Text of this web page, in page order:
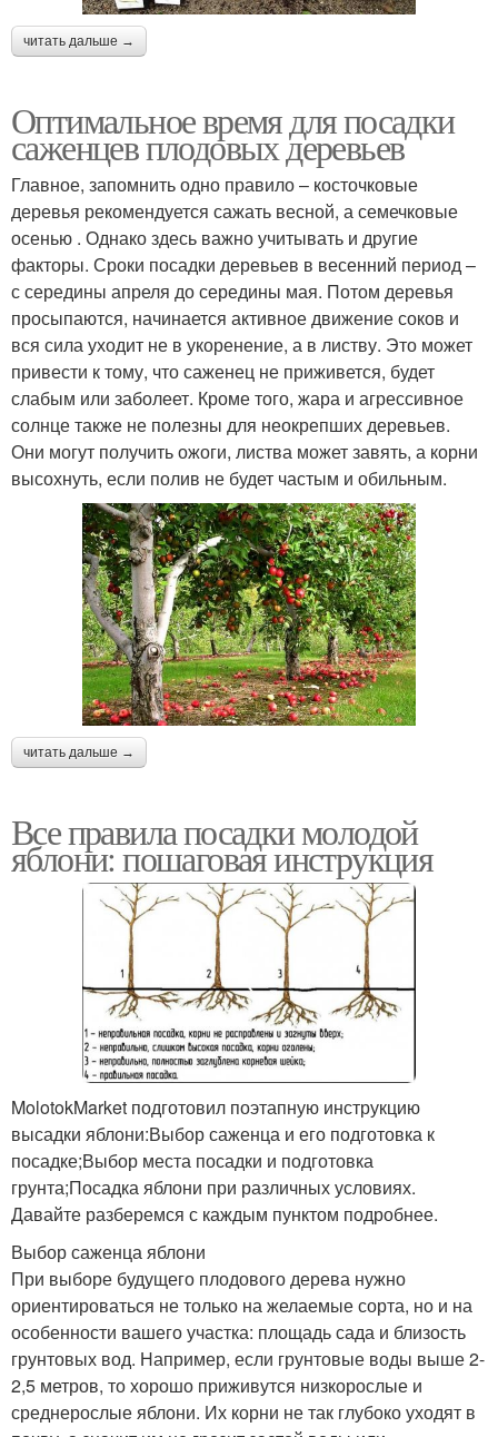
читать дальше →
Оптимальное время для посадки
саженцев плодовых деревьев
Главное, запомнить одно правило – косточковые
деревья рекомендуется сажать весной, а семечковые
осенью . Однако здесь важно учитывать и другие
факторы. Сроки посадки деревьев в весенний период –
с середины апреля до середины мая. Потом деревья
просыпаются, начинается активное движение соков и
вся сила уходит не в укоренение, а в листву. Это может
привести к тому, что саженец не приживется, будет
слабым или заболеет. Кроме того, жара и агрессивное
солнце также не полезны для неокрепших деревьев.
Они могут получить ожоги, листва может завять, а корни
высохнуть, если полив не будет частым и обильным.
читать дальше →
Все правила посадки молодой
яблони: пошаговая инструкция
MolotokMarket подготовил поэтапную инструкцию
высадки яблони:Выбор саженца и его подготовка к
посадке;Выбор места посадки и подготовка
грунта;Посадка яблони при различных условиях.
Давайте разберемся с каждым пунктом подробнее.
Выбор саженца яблони
При выборе будущего плодового дерева нужно
ориентироваться не только на желаемые сорта, но и на
особенности вашего участка: площадь сада и близость
грунтовых вод. Например, если грунтовые воды выше 2-
2,5 метров, то хорошо приживутся низкорослые и
среднерослые яблони. Их корни не так глубоко уходят в